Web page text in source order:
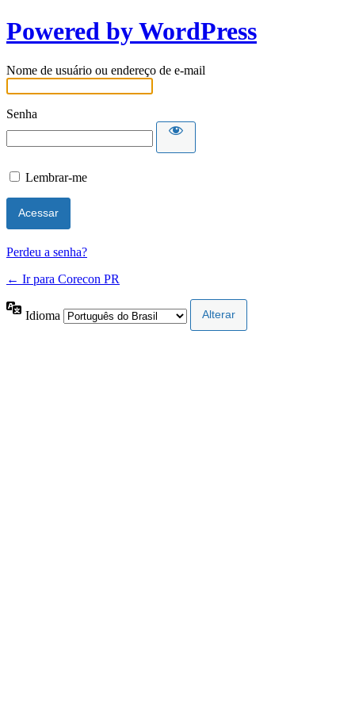
Powered by WordPress
Nome de usuário ou endereço de e-mail
Senha
Lembrar-me
Perdeu a senha?
← Ir para Corecon PR
Idioma